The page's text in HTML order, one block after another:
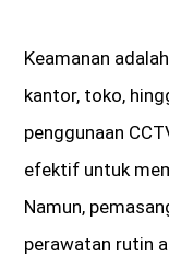
Keamanan
kantor, toko,
penggunaan
efektif untuk
Namun,
perawatan rutin